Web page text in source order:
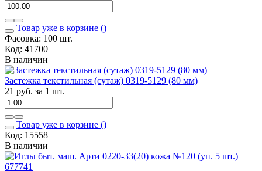
Товар уже в корзине ()
Фасовка: 100 шт.
Код: 41700
В наличии
Застежка текстильная (сутаж) 0319-5129 (80 мм)
21 руб. за 1 шт.
Товар уже в корзине ()
Код: 15558
В наличии